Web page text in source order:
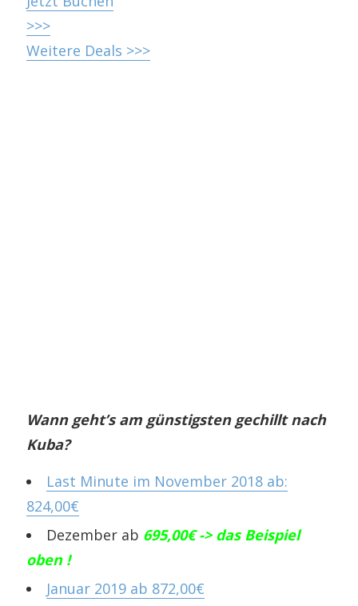
>>>
Weitere Deals >>>
Wann geht’s am günstigsten gechillt nach
Kuba?
Last Minute im November 2018 ab:
824,00€
Dezember ab 695,00€ -> das Beispiel
oben !
Januar 2019 ab 872,00€